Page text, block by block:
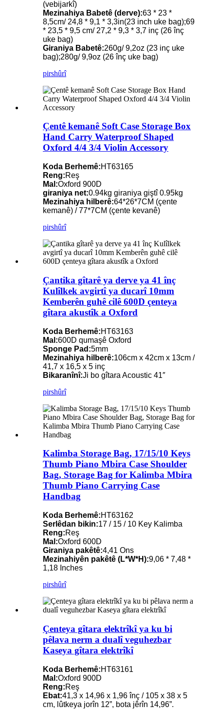
(vebijarkî)
Mezinahiya Babetê (derve):63 * 23 *
8,5cm/ 24,8 * 9,1 * 3,3in(23 inch uke bag);69
* 23,5 * 9,5 cm/ 27,2 * 9,3 * 3,7 inç (26 înç
uke bag)
Giraniya Babetê:260g/ 9,2oz (23 inç uke
bag);280g/ 9,9oz (26 înç uke bag)
pirshûrî
Çentê kemanê Soft Case Storage Box
Hand Carry Waterproof Shaped
Oxford 4/4 3/4 Violin Accessory
Koda Berhemê:HT63165
Reng:Reş
Mal:Oxford 900D
giraniya net:0.94kg giraniya giştî 0.95kg
Mezinahiya hilberê:64*26*7CM (çente
kemanê) / 77*7CM (çente kevanê)
pirshûrî
Çantika gîtarê ya derve ya 41 înç
Kulîlkek avgirtî ya ducarî 10mm
Kemberên guhê cilê 600D çenteya
gîtara akustîk a Oxford
Koda Berhemê:HT63163
Mal:600D qumaşê Oxford
Sponge Pad:5mm
Mezinahiya hilberê:106cm x 42cm x 13cm /
41,7 x 16,5 x 5 inç
Bikaranînî:Ji bo gîtara Acoustic 41″
pirshûrî
Kalimba Storage Bag, 17/15/10 Keys
Thumb Piano Mbira Case Shoulder
Bag, Storage Bag for Kalimba Mbira
Thumb Piano Carrying Case
Handbag
Koda Berhemê:HT63162
Serlêdan bikin:17 / 15 / 10 Key Kalimba
Reng:Reş
Mal:Oxford 600D
Giraniya pakêtê:4,41 Ons
Mezinahiyên pakêtê (L*W*H):9,06 * 7,48 *
1,18 Inches
pirshûrî
Çenteya gîtara elektrîkî ya ku bi
pêlava nerm a dualî veguhezbar
Kaseya gîtara elektrîkî
Koda Berhemê:HT63161
Mal:Oxford 900D
Reng:Reş
Ebat:41,3 x 14,96 x 1,96 înç / 105 x 38 x 5
cm, lûtkeya jorîn 12”, bota jêrîn 14,96”.